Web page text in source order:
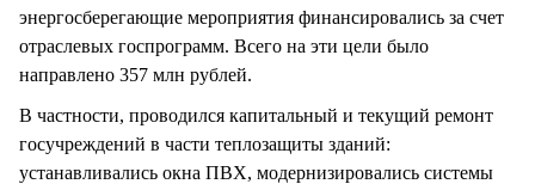
энергосберегающие мероприятия финансировались за счет
отраслевых госпрограмм. Всего на эти цели было
направлено 357 млн рублей.
В частности, проводился капитальный и текущий ремонт
госучреждений в части теплозащиты зданий:
устанавливались окна ПВХ, модернизировались системы